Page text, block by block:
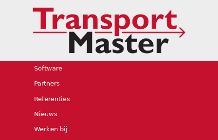
Software
Partners
Referenties
Nieuws
Werken bij